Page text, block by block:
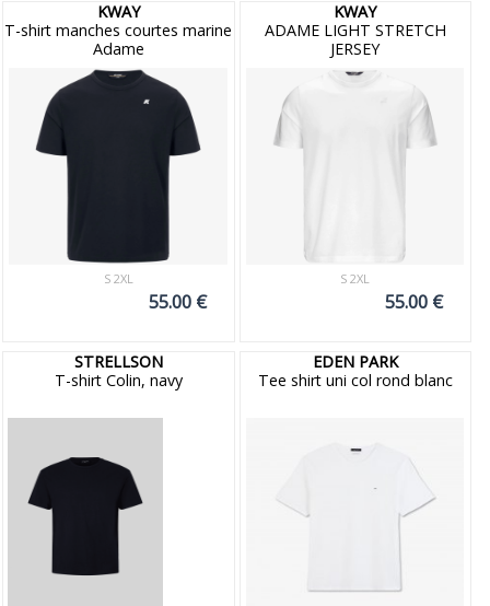
KWAY
T-shirt manches courtes marine
Adame
S 2XL
55.00 €
KWAY
ADAME LIGHT STRETCH
JERSEY
S 2XL
55.00 €
STRELLSON
T-shirt Colin, navy
EDEN PARK
Tee shirt uni col rond blanc